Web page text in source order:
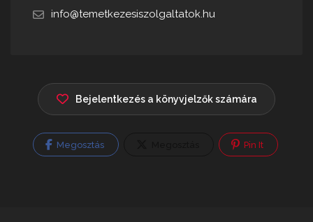
info@temetkezesiszolgaltatok.hu
Bejelentkezés a könyvjelzők számára
Megosztás Pin It